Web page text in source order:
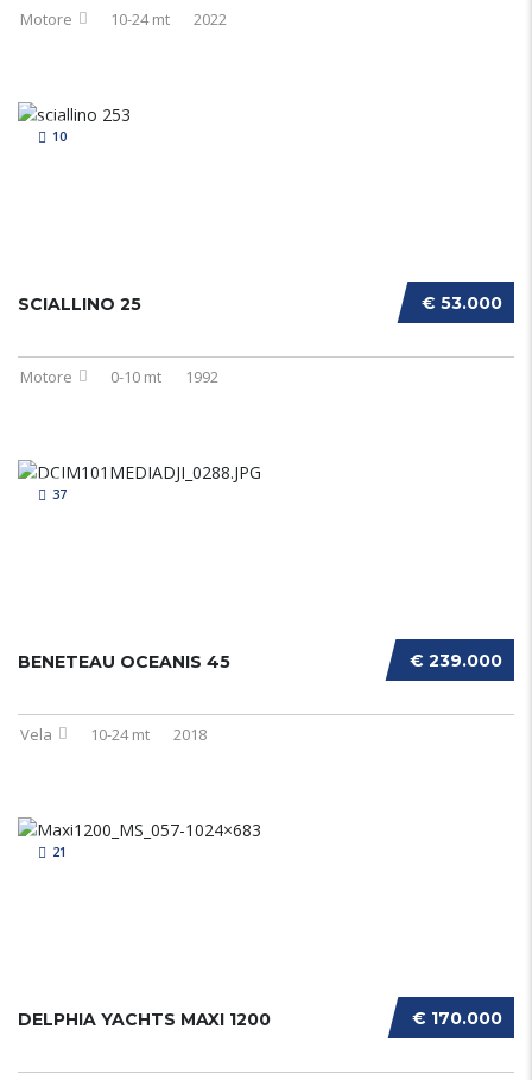
Motore 10-24 mt 2022
10
€ 53.000
SCIALLINO 25
Motore 0-10 mt 1992
37
€ 239.000
BENETEAU OCEANIS 45
Vela 10-24 mt 2018
21
€ 170.000
DELPHIA YACHTS MAXI 1200